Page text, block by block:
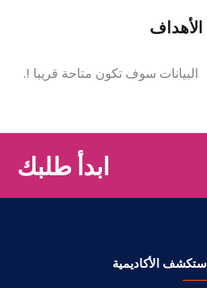
الأهداف
البيانات سوف تكون متاحة قريبا !.
ابدأ طلبك
استكشف الأكاديمية